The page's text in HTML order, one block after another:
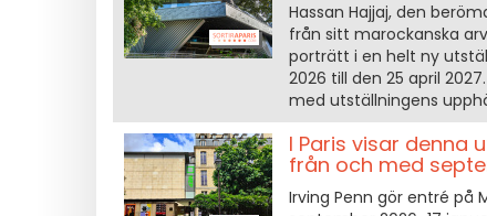
Hassan Hajjaj, den
från sitt marockanska
porträtt i en helt ny
2026 till den 25 april
med utställningens
I Paris visar denna
från och med
Irving Penn gör entré på